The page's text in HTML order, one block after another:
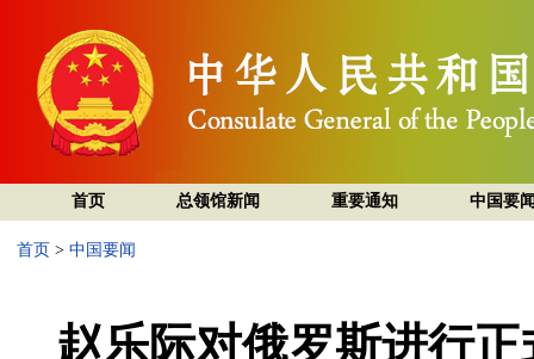
首页 总领馆新闻 重要通知 中国要
首页 > 中国要闻
赵乐际对俄罗斯进行